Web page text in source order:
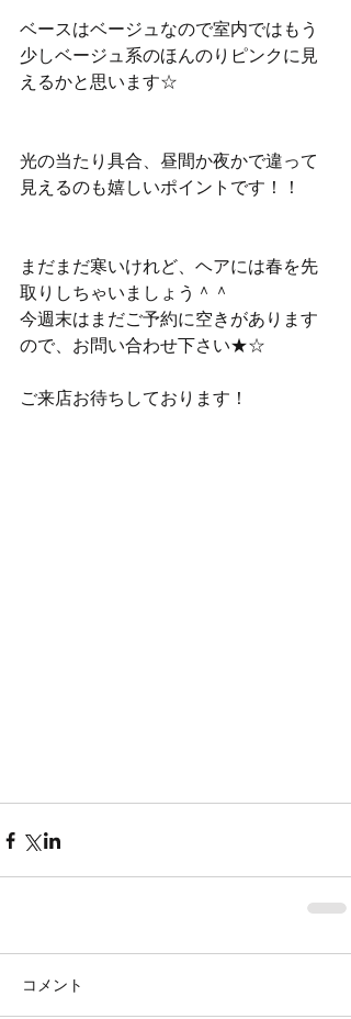
ベースはベージュなので室内ではもう
少しベージュ系のほんのりピンクに見
えるかと思います☆
光の当たり具合、昼間か夜かで違って
見えるのも嬉しいポイントです！！
まだまだ寒いけれど、ヘアには春を先
取りしちゃいましょう＾＾
今週末はまだご予約に空きがあります
ので、お問い合わせ下さい★☆
ご来店お待ちしております！
コメント